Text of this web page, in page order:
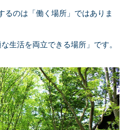
るのは「働く場所」ではありま
生活を両立できる場所」です。